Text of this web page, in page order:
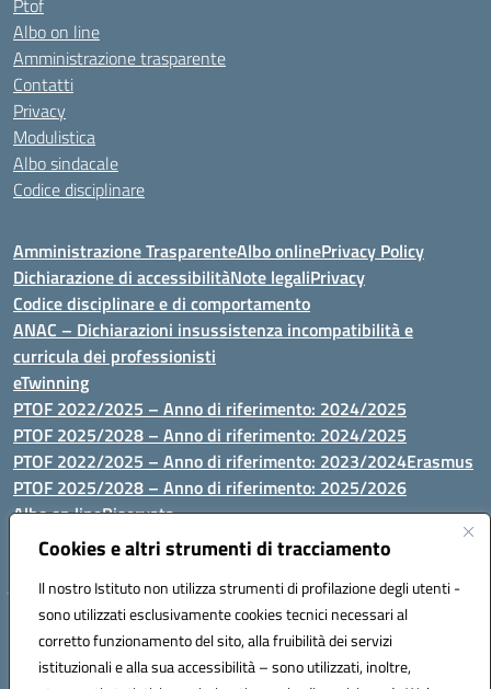
Cookies e altri strumenti di tracciamento
Il nostro Istituto non utilizza strumenti di profilazione degli utenti -
sono utilizzati esclusivamente cookies tecnici necessari al
corretto funzionamento del sito, alla fruibilità dei servizi
istituzionali e alla sua accessibilità – sono utilizzati, inoltre,
Ptof
Albo on line
Amministrazione trasparente
Contatti
Privacy
Modulistica
Albo sindacale
Codice disciplinare
Amministrazione TrasparenteAlbo onlinePrivacy Policy
Dichiarazione di accessibilitàNote legaliPrivacy
Codice disciplinare e di comportamento
ANAC – Dichiarazioni insussistenza incompatibilità e
curricula dei professionisti
eTwinning
PTOF 2022/2025 – Anno di riferimento: 2024/2025
PTOF 2025/2028 – Anno di riferimento: 2024/2025
PTOF 2022/2025 – Anno di riferimento: 2023/2024Erasmus
PTOF 2025/2028 – Anno di riferimento: 2025/2026
Albo on lineRiservata
P.N. Dotazione di attrezzature per le palestre
Via Luna e Sole, 44 07100, Sassari - Tel 079293287 - Fax 0793764116
- Mail: ssvc010009@istruzione.it - PEC: ssvc010009@pec.istruzione.it
- C.F. / P.IVA Convitto 80000150906 - C.F. Scuole 92073300904